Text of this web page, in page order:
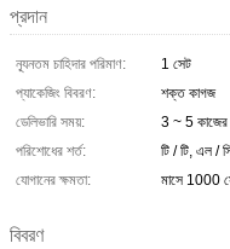
প্রদান
ন্যূনতম চাহিদার পরিমাণ:
1 সেট
প্যাকেজিং বিবরণ:
শক্ত কাগজ
ডেলিভারি সময়:
3 ~ 5 কাজের
পরিশোধের শর্ত:
টি / টি, এল /
যোগানের ক্ষমতা:
মাসে 1000
বিবরণ